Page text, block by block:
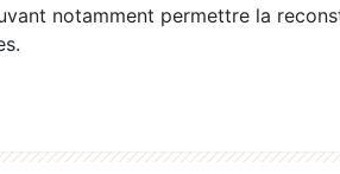
notamment permettre la